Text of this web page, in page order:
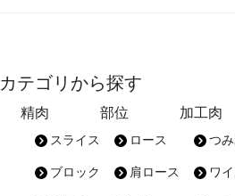
カテゴリから探す
精肉
スライス
ブロック
部位
ロース
肩ロース
加工肉
つ
ワ